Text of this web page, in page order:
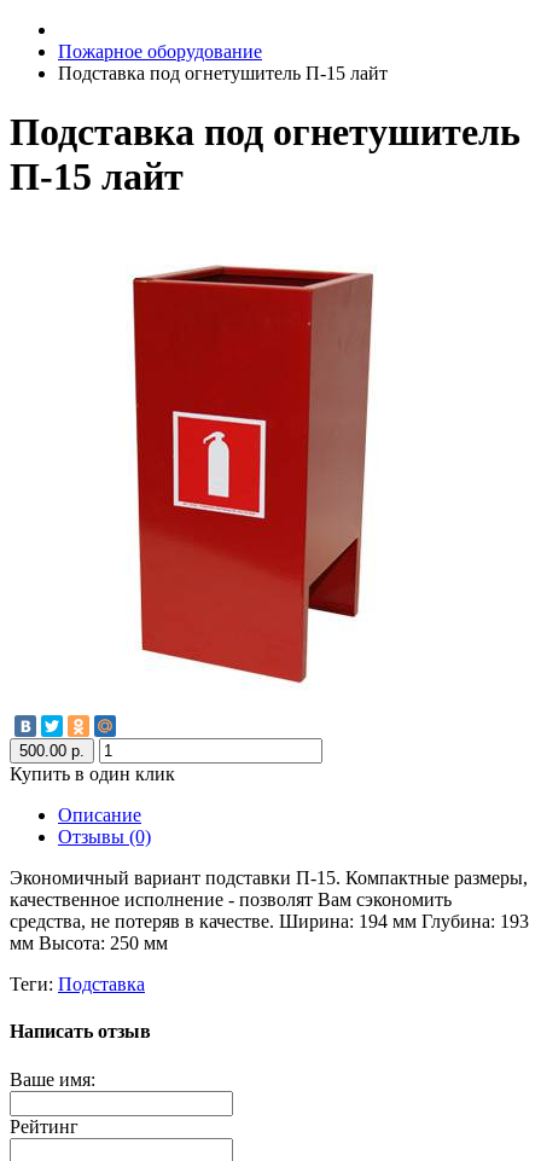
Пожарное оборудование
Подставка под огнетушитель П-15 лайт
Подставка под огнетушитель
П-15 лайт
500.00 р.
Купить в один клик
Описание
Отзывы (0)
Экономичный вариант подставки П-15. Компактные размеры,
качественное исполнение - позволят Вам сэкономить
средства, не потеряв в качестве. Ширина: 194 мм Глубина: 193
мм Высота: 250 мм
Теги: Подставка
Написать отзыв
Ваше имя:
Рейтинг